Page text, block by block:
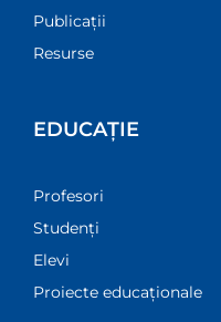
Publicații
Resurse
EDUCAȚIE
Profesori
Studenți
Elevi
Proiecte educaționale